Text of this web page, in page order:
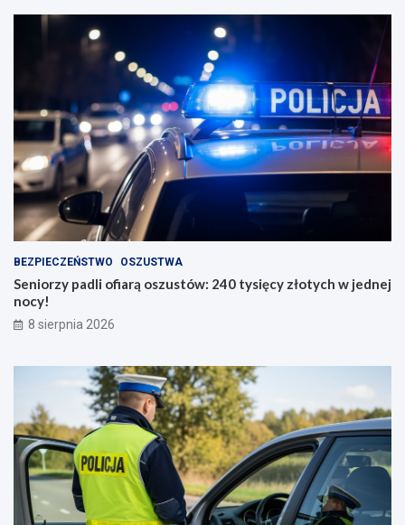
BEZPIECZEŃSTWO OSZUSTWA
Seniorzy padli ofiarą oszustów: 240 tysięcy złotych w jednej
nocy!
8 sierpnia 2026